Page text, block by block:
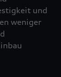
und
weniger